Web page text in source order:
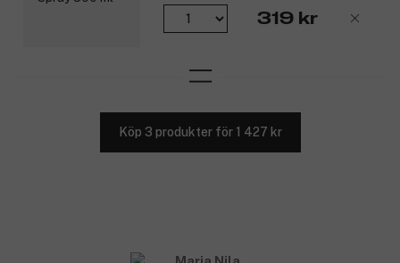
319 kr
Köp 3 produkter för 1 427 kr